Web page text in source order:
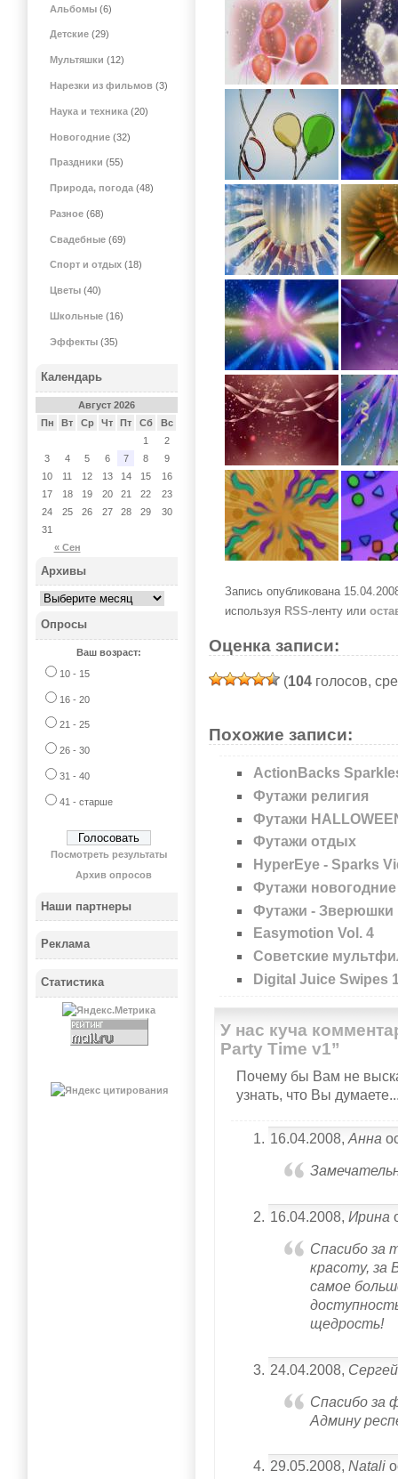
Запись опубликована
используя RSS-ленту или
Оценка записи:
(104 голосов,
Похожие записи:
ActionBacks
Футажи религия
Футажи
Футажи отдых
HyperEye - Sparks
Футажи новогодние
Футажи - Зверюшки
Easymotion Vol. 4
Советские
Digital Juice Swipes
У нас куча
Party Time v1”
Почему бы Вам не
узнать, что Вы
16.04.2008,Анна
16.04.2008,Ирина
Спасибо за
красоту,
самое
щедрость!
24.04.2008, Сергей
Спасибо за
Админу
29.05.2008,Natali
Альбомы (6)
Детские (29)
Мультяшки (12)
Нарезки из фильмов (3)
Наука и техника (20)
Новогодние (32)
Праздники (55)
Природа, погода (48)
Разное (68)
Свадебные (69)
Спорт и отдых (18)
Цветы (40)
Школьные (16)
Эффекты (35)
Календарь
Август 2026
Пн
Вт Ср Чт Пт Сб Вс
« Сен
1
2
3
4 5 6 7 8
9
10
11 12 13 14 15
16
17
18 19 20 21 22
23
24
25 26 27 28 29
30
31
Архивы
Опросы
Ваш возраст:
10 - 15
16 - 20
21 - 25
26 - 30
31 - 40
41 - старше
Посмотреть результаты
Архив опросов
Наши партнеры
Реклама
Статистика